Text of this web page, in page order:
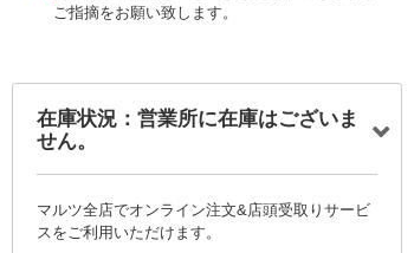
ご指摘をお願い致します。
在庫状況：営業所に在庫はございま
せん。
マルツ全店でオンライン注文&店頭受取りサービ
スをご利用いただけます。